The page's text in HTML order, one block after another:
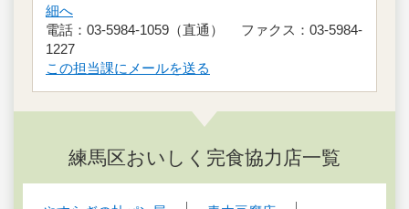
細へ
電話：03-5984-1059（直通） ファクス：03-5984-
1227
この担当課にメールを送る
練馬区おいしく完食協力店一覧